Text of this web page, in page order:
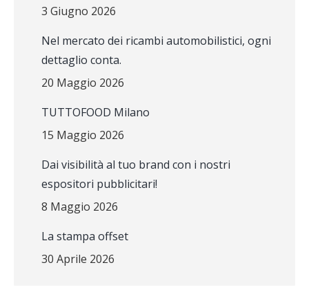
3 Giugno 2026
Nel mercato dei ricambi automobilistici, ogni
dettaglio conta.
20 Maggio 2026
TUTTOFOOD Milano
15 Maggio 2026
Dai visibilità al tuo brand con i nostri
espositori pubblicitari!
8 Maggio 2026
La stampa offset
30 Aprile 2026